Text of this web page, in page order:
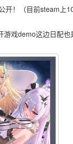
开！（目前steam上
游戏demo这边日配也